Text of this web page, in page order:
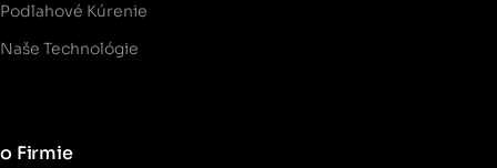
Podlahové Kúrenie
Naše Technológie
o Firmie